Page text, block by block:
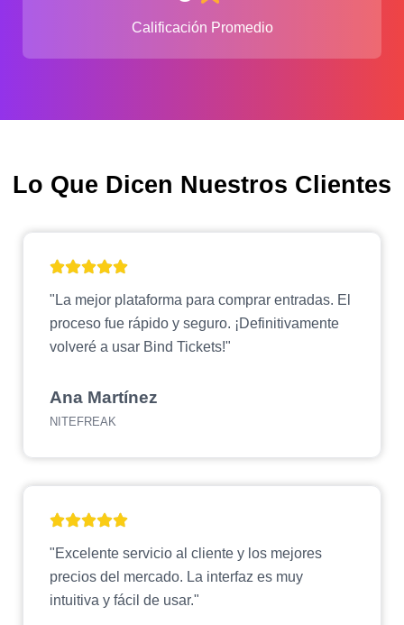
Calificación Promedio
Lo Que Dicen Nuestros Clientes
"La mejor plataforma para comprar entradas. El
proceso fue rápido y seguro. ¡Definitivamente
volveré a usar Bind Tickets!"
Ana Martínez
NITEFREAK
"Excelente servicio al cliente y los mejores
precios del mercado. La interfaz es muy
intuitiva y fácil de usar."